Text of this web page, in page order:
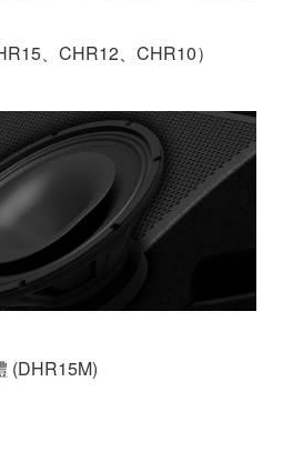
、CHR12、CHR10）
(DHR15M)